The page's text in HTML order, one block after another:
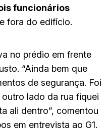
funcionários
fora do edifício.
no prédio em frente
“Ainda bem que
de segurança. Foi
lado da rua fiquei
ali dentro”, comentou
em entrevista ao G1.